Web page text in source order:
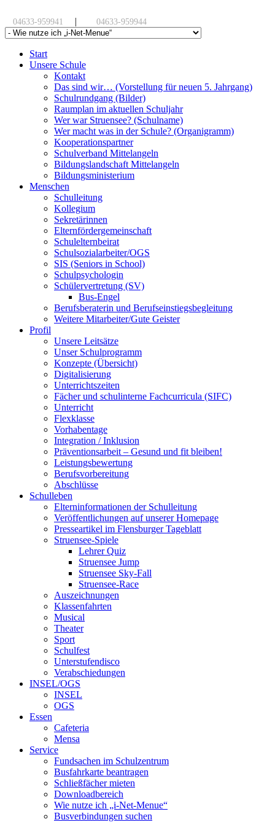
04633-959941 | 04633-959944
Start
Unsere Schule
Kontakt
Das sind wir… (Vorstellung für neuen 5. Jahrgang)
Schulrundgang (Bilder)
Raumplan im aktuellen Schuljahr
Wer war Struensee? (Schulname)
Wer macht was in der Schule? (Organigramm)
Kooperationspartner
Schulverband Mittelangeln
Bildungslandschaft Mittelangeln
Bildungsministerium
Menschen
Schulleitung
Kollegium
Sekretärinnen
Elternfördergemeinschaft
Schulelternbeirat
Schulsozialarbeiter/OGS
SIS (Seniors in School)
Schulpsychologin
Schülervertretung (SV)
Bus-Engel
Berufsberaterin und Berufseinstiegsbegleitung
Weitere Mitarbeiter/Gute Geister
Profil
Unsere Leitsätze
Unser Schulprogramm
Konzepte (Übersicht)
Digitalisierung
Unterrichtszeiten
Fächer und schulinterne Fachcurricula (SIFC)
Unterricht
Flexklasse
Vorhabentage
Integration / Inklusion
Präventionsarbeit – Gesund und fit bleiben!
Leistungsbewertung
Berufsvorbereitung
Abschlüsse
Schulleben
Elterninformationen der Schulleitung
Veröffentlichungen auf unserer Homepage
Presseartikel im Flensburger Tageblatt
Struensee-Spiele
Lehrer Quiz
Struensee Jump
Struensee Sky-Fall
Struensee-Race
Auszeichnungen
Klassenfahrten
Musical
Theater
Sport
Schulfest
Unterstufendisco
Verabschiedungen
INSEL/OGS
INSEL
OGS
Essen
Cafeteria
Mensa
Service
Fundsachen im Schulzentrum
Busfahrkarte beantragen
Schließfächer mieten
Downloadbereich
Wie nutze ich „i-Net-Menue“
Busverbindungen suchen